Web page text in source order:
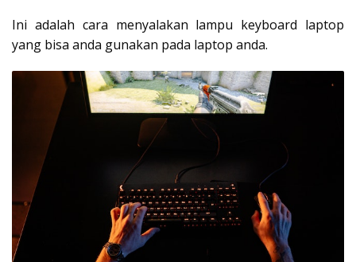
Ini adalah cara menyalakan lampu keyboard laptop
yang bisa anda gunakan pada laptop anda.